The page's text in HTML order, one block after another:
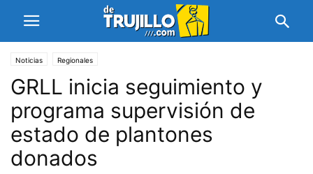
Noticias Regionales
GRLL inicia seguimiento y
programa supervisión de
estado de plantones
donados